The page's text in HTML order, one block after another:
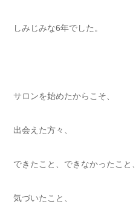
しみじみな6年でした。
サロンを始めたからこそ、
出会えた方々、
できたこと、できなかったこと、
気づいたこと、